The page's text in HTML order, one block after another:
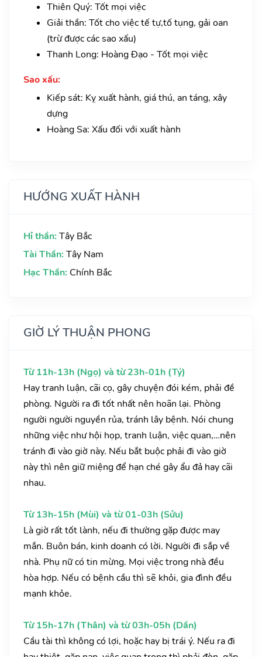
Thiên Quý: Tốt mọi việc
Giải thần: Tốt cho việc tế tự,tố tụng, gải oan
(trừ được các sao xấu)
Thanh Long: Hoàng Đạo - Tốt mọi việc
Sao xấu:
Kiếp sát: Kỵ xuất hành, giá thú, an táng, xây
dựng
Hoàng Sa: Xấu đối với xuất hành
HƯỚNG XUẤT HÀNH
Hỉ thần: Tây Bắc
Tài Thần: Tây Nam
Hạc Thần: Chính Bắc
GIỜ LÝ THUẬN PHONG
Từ 11h-13h (Ngọ) và từ 23h-01h (Tý)
Hay tranh luận, cãi cọ, gây chuyện đói kém, phải đề
phòng. Người ra đi tốt nhất nên hoãn lại. Phòng
người người nguyền rủa, tránh lây bệnh. Nói chung
những việc như hội họp, tranh luận, việc quan,…nên
tránh đi vào giờ này. Nếu bắt buộc phải đi vào giờ
này thì nên giữ miệng để hạn ché gây ẩu đả hay cãi
nhau.
Từ 13h-15h (Mùi) và từ 01-03h (Sửu)
Là giờ rất tốt lành, nếu đi thường gặp được may
mắn. Buôn bán, kinh doanh có lời. Người đi sắp về
nhà. Phụ nữ có tin mừng. Mọi việc trong nhà đều
hòa hợp. Nếu có bệnh cầu thì sẽ khỏi, gia đình đều
mạnh khỏe.
Từ 15h-17h (Thân) và từ 03h-05h (Dần)
Cầu tài thì không có lợi, hoặc hay bị trái ý. Nếu ra đi